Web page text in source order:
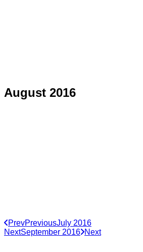
August 2016
PrevPreviousJuly 2016
NextSeptember 2016 Next